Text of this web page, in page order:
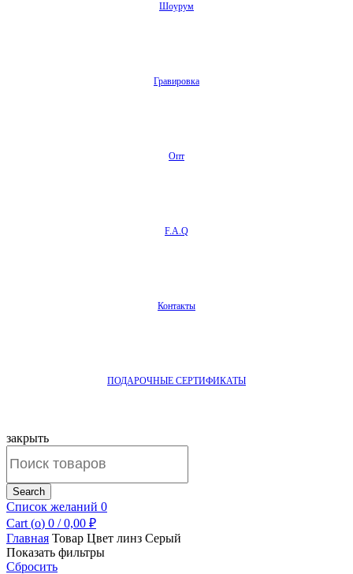
Шоурум
Гравировка
Опт
F.A.Q
Контакты
ПОДАРОЧНЫЕ СЕРТИФИКАТЫ
закрыть
for:
Search
Список желаний 0
Cart (o) 0 / 0,00 ₽
Главная Товар Цвет линз Серый
Показать фильтры
Сбросить